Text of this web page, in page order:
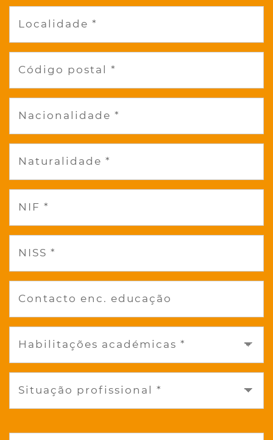
Localidade *
Código postal *
Nacionalidade *
Naturalidade *
NIF *
NISS *
Contacto enc. educação
Habilitações académicas *
Situação profissional *